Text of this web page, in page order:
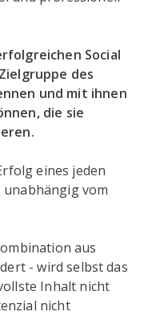
Social
des
und mit ihnen
die sie
eines jeden
unabhängig vom
aus
- wird selbst das
Inhalt nicht
nicht